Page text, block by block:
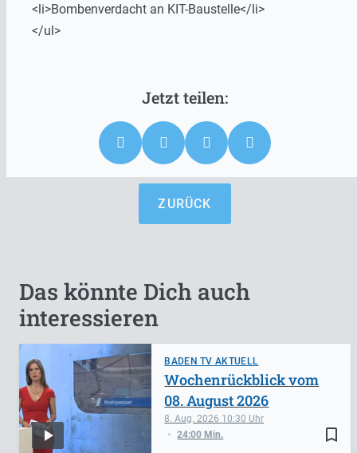
<li>Bombenverdacht an KIT-Baustelle</li>
</ul>
ZURÜCK
Das könnte Dich auch
interessieren
BADEN TV AKTUELL
bookmark_border
8. Aug. 2026 10:30
24:00 Min.
Wochenrückblick vom
08. August 2026